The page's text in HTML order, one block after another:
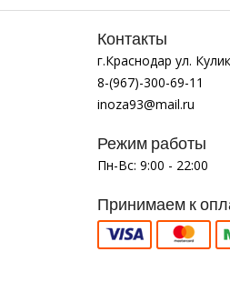
Контакты
г.Краснодар ул.
8-(967)-300-69-11
inoza93@mail.ru
Режим работы
Пн-Вс: 9:00 - 22:00
Принимаем к